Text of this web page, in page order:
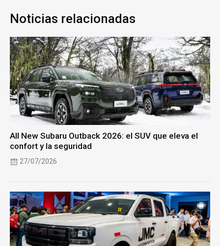
Noticias relacionadas
All New Subaru Outback 2026: el SUV que eleva el
confort y la seguridad
27/07/2026